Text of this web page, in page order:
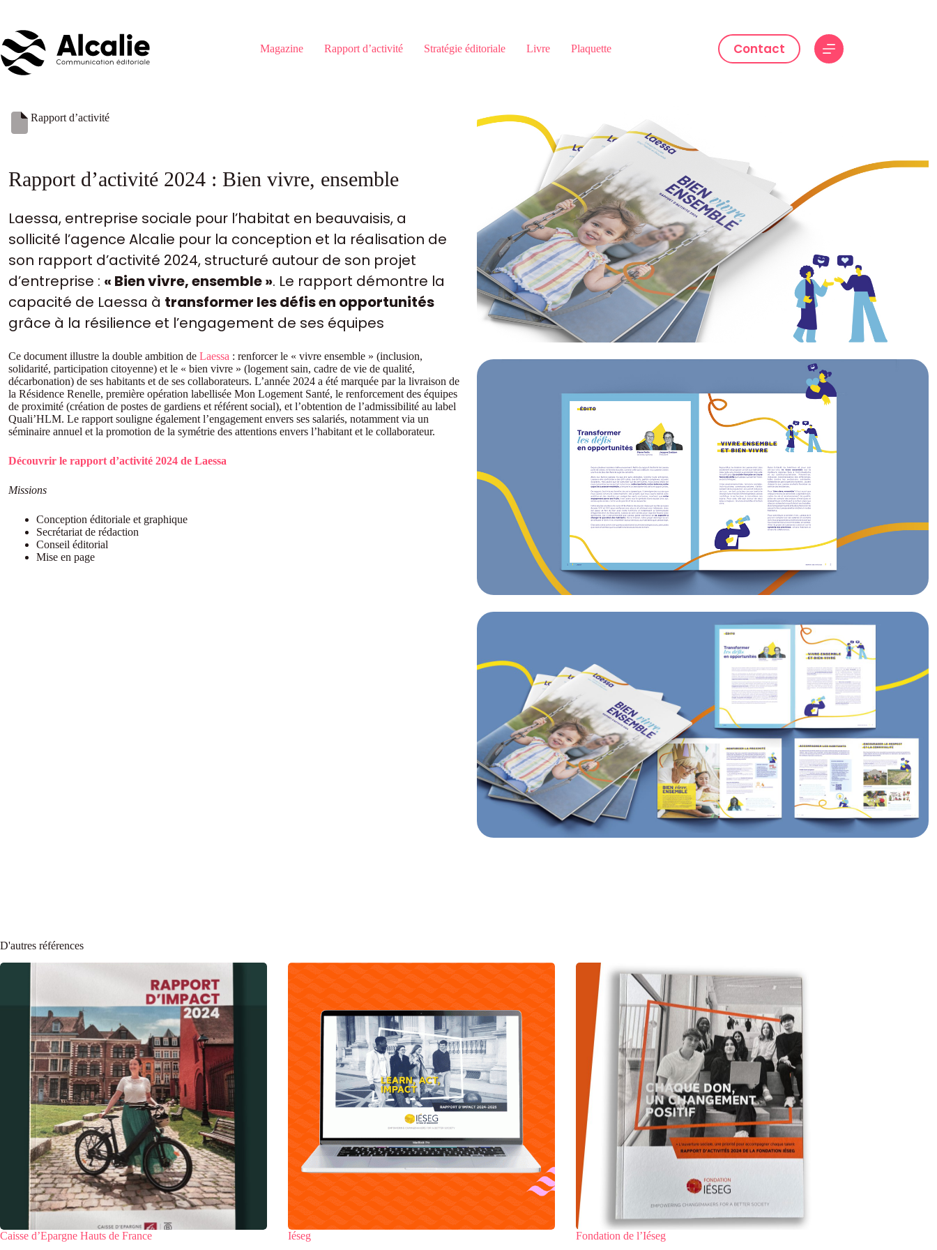
contenu
Magazine
Rapport d’activité Stratégie éditoriale Livre Plaquette Contact
Rapport d’activité
Rapport d’activité 2024 : Bien vivre, ensemble
Laessa, entreprise sociale pour l’habitat en beauvaisis, a
sollicité l’agence Alcalie pour la conception et la réalisation de
son rapport d’activité 2024, structuré autour de son projet
d’entreprise : « Bien vivre, ensemble ». Le rapport démontre la
capacité de Laessa à transformer les défis en opportunités
grâce à la résilience et l’engagement de ses équipes
Ce document illustre la double ambition de Laessa : renforcer le « vivre ensemble » (inclusion,
solidarité, participation citoyenne) et le « bien vivre » (logement sain, cadre de vie de qualité,
décarbonation) de ses habitants et de ses collaborateurs. L’année 2024 a été marquée par la livraison de
la Résidence Renelle, première opération labellisée Mon Logement Santé, le renforcement des équipes
de proximité (création de postes de gardiens et référent social), et l’obtention de l’admissibilité au label
Quali’HLM. Le rapport souligne également l’engagement envers ses salariés, notamment via un
séminaire annuel et la promotion de la symétrie des attentions envers l’habitant et le collaborateur.
Découvrir le rapport d’activité 2024 de Laessa
Missions
Conception éditoriale et graphique
Secrétariat de rédaction
Conseil éditorial
Mise en page
D'autres références
Caisse d’Epargne Hauts de France Iéseg Fondation de l’Iéseg